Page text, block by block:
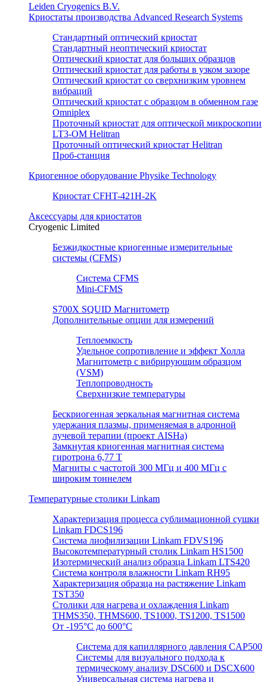
Leiden Cryogenics B.V.
Криостаты производства Advanced Research Systems
Стандартный оптический криостат
Стандартный неоптический криостат
Оптический криостат для больших образцов
Оптический криостат для работы в узком зазоре
Оптический криостат со сверхнизким уровнем
вибраций
Оптический криостат с образцом в обменном газе
Omniplex
Проточный криостат для оптической микроскопии
LT3-OM Helitran
Проточный оптический криостат Helitran
Проб-станция
Криогенное оборудование Physike Technology
Криостат CFHT-421H-2K
Аксессуары для криостатов
Cryogenic Limited
Безжидкостные криогенные измерительные
системы (CFMS)
Система CFMS
Mini-CFMS
S700X SQUID Магнитометр
Дополнительные опции для измерений
Теплоемкость
Удельное сопротивление и эффект Холла
Магнитометр с вибрирующим образцом
(VSM)
Теплопроводность
Сверхнизкие температуры
Бескриогенная зеркальная магнитная система
удержания плазмы, применяемая в адронной
лучевой терапии (проект AISHa)
Замкнутая криогенная магнитная система
гиротрона 6,77 T
Магниты с частотой 300 МГц и 400 МГц с
широким тоннелем
Температурные столики Linkam
Характеризация процесса сублимационной сушки
Linkam FDCS196
Система лиофилизации Linkam FDVS196
Высокотемпературный столик Linkam HS1500
Изотермический анализ образца Linkam LTS420
Система контроля влажности Linkam RH95
Характеризация образца на растяжение Linkam
TST350
Столики для нагрева и охлаждения Linkam
THMS350, THMS600, TS1000, TS1200, TS1500
От -195°C до 600°C
Система для капиллярного давления CAP500
Системы для визуального подхода к
термическому анализу DSC600 и DSCX600
Универсальная система нагрева и